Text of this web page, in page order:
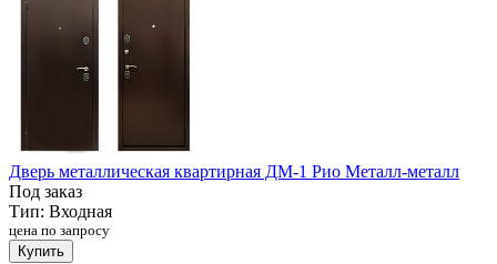
Дверь металлическая квартирная ДМ-1 Рио Металл-металл
Под заказ
Тип: Входная
цена по запросу
Купить